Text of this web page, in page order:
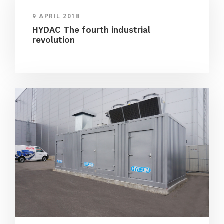
9 APRIL 2018
HYDAC The fourth industrial
revolution